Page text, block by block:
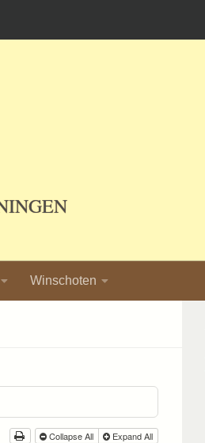
Winschoten
Collapse All Expand All